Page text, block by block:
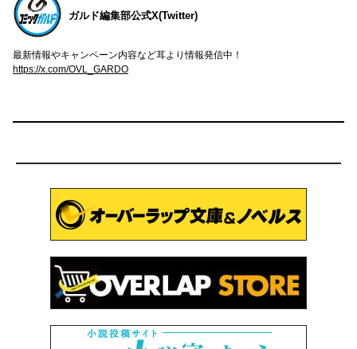
ガルド編集部公式X(Twitter)
最新情報やキャンペーン内容など耳より情報発信中！
https://x.com/OVL_GARDO